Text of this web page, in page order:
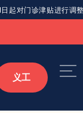
起对门诊津贴进行调整
义工